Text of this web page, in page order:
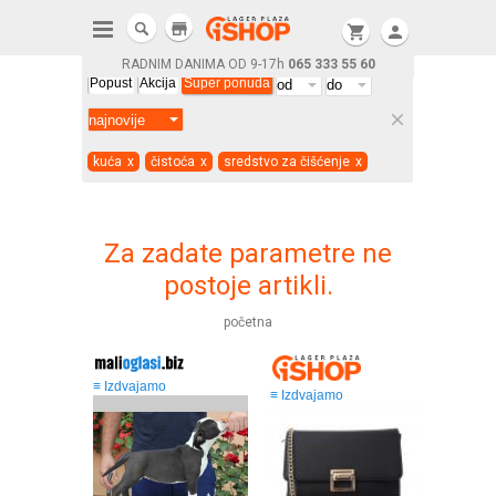
RADNIM DANIMA OD 9-17h 065 333 55 60
shopping_cart person
store
Popust Akcija Super ponuda
clear
kuća x čistoća x sredstvo za čišćenje x
Za zadate parametre ne
postoje artikli.
početna